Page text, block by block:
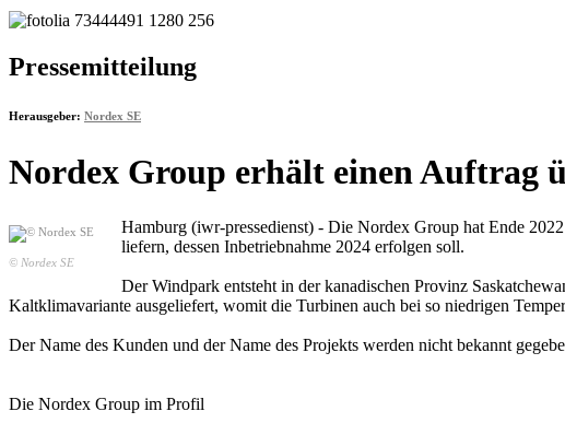
Pressemitteilung
Herausgeber: Nordex SE
Nordex Group erhält einen Auftrag
© Nordex SE
Hamburg (iwr-pressedienst) - Die Nordex Group hat Ende
liefern, dessen Inbetriebnahme 2024 erfolgen soll.
Der Windpark entsteht in der kanadischen Provinz
Kaltklimavariante ausgeliefert, womit die Turbinen auch bei so niedrigen
Der Name des Kunden und der Name des Projekts werden nicht bekannt
Die Nordex Group im Profil